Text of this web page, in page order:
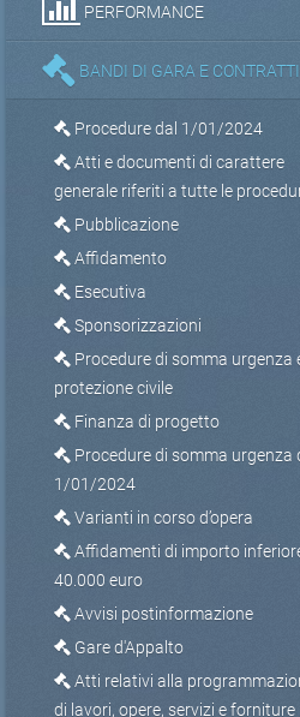
PERFORMANCE
BANDI DI GARA E CONTRATTI
Procedure dal 1/01/2024
Atti e documenti di carattere
generale riferiti a tutte le
Pubblicazione
Affidamento
Esecutiva
Sponsorizzazioni
Procedure di somma urgenza
protezione civile
Finanza di progetto
Procedure di somma urgenza
1/01/2024
Varianti in corso d’opera
Affidamenti di importo
40.000 euro
Avvisi postinformazione
Gare d'Appalto
Atti relativi alla
di lavori, opere, servizi e forniture